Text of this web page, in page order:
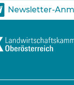
Newsletter-